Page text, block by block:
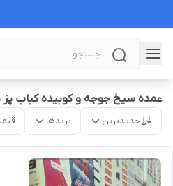
عمده سیخ جوجه و کوبیده کباب پز
جدیدترین برندها